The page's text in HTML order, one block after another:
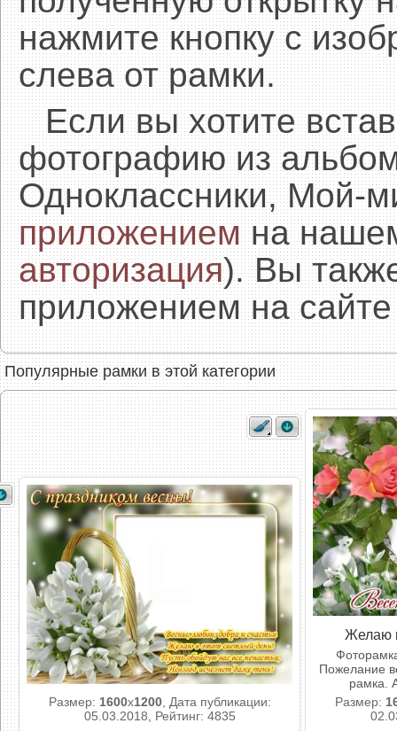
нажмите кнопку с
слева от рамки.
Если вы хотите
фотографию из
Одноклассники, Мой-
приложениемна нашем
авторизация). Вы
приложением на сайте
Популярные рамки в этой категории
Размер: 1600x1200, Дата публикации:
05.03.2018, Рейтинг: 4835
Желаю
Пожелание
рамка.
Размер: